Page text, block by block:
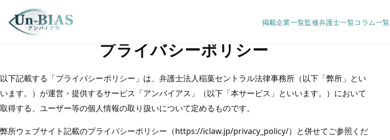
掲載企業一覧監修弁護士一覧コラム一覧
プライバシーポリシー
以下記載する「プライバシーポリシー」は、弁護士法人稲葉セントラル法律事務所（以下「弊所」とい
います。）が運営・提供するサービス「アンバイアス」（以下「本サービス」といいます。）において
取得する、ユーザー等の個人情報の取り扱いについて定めるものです。
弊所ウェブサイト記載のプライバシーポリシー（https://iclaw.jp/privacy_policy/）と併せてご参照くだ